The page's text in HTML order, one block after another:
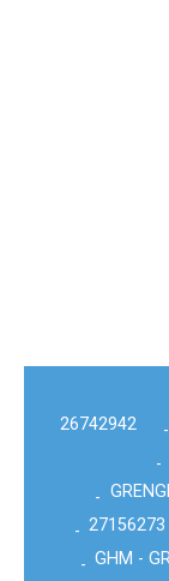
26742942 -
-
-
- 27156273
- GHM -